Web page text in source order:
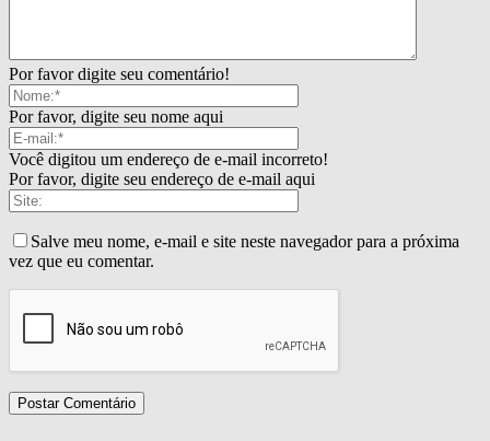
Por favor digite seu comentário!
Por favor, digite seu nome aqui
Você digitou um endereço de e-mail incorreto!
Por favor, digite seu endereço de e-mail aqui
Salve meu nome, e-mail e site neste navegador para a próxima
vez que eu comentar.